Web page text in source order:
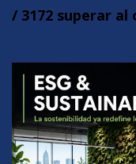
/ 3172 superar al